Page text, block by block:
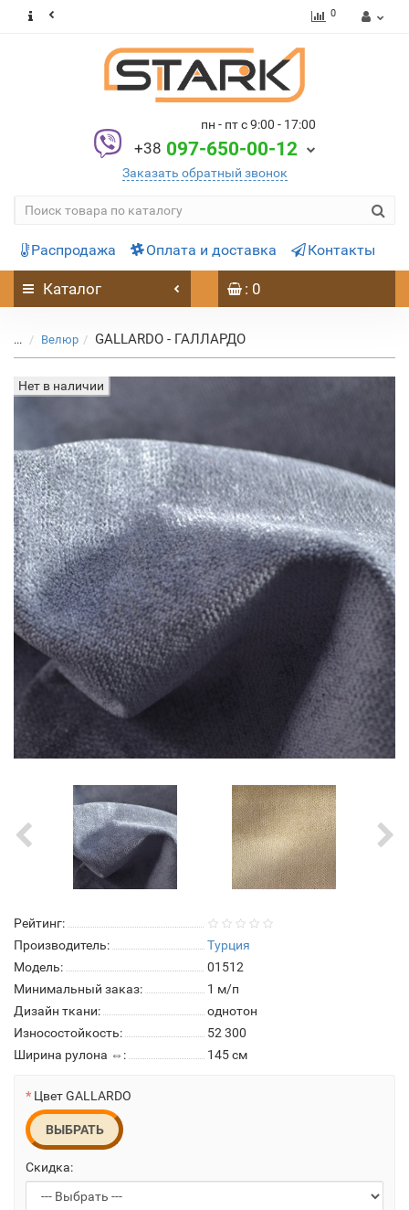
0
пн - пт с 9:00 - 17:00
+38 097-650-00-12
Заказать обратный звонок
Распродажа Оплата и доставка Контакты
Каталог : 0
... Велюр GALLARDO - ГАЛЛАРДО
Нет в наличии
Рейтинг:
Производитель:
Турция
Модель:
01512
Минимальный заказ:
1 м/п
Дизайн ткани:
однотон
Износостойкость:
52 300
Ширина рулона ⇔:
145 см
Цвет GALLARDO
ВЫБРАТЬ
Скидка: